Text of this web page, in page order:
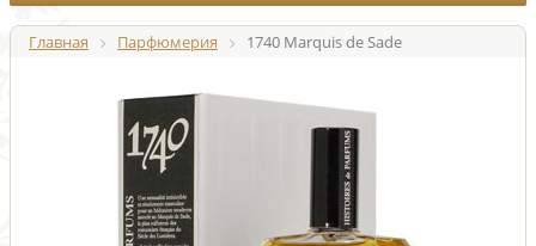
Главная Парфюмерия 1740 Marquis de Sade